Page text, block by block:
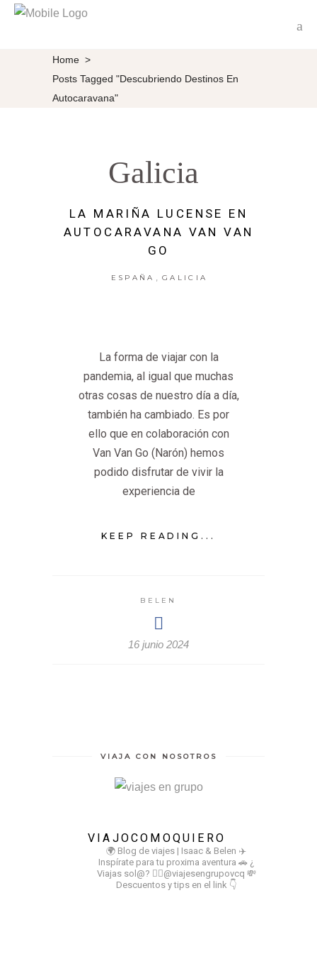
Home >
Posts Tagged "Descubriendo Destinos En
Autocaravana"
Galicia
LA MARIÑA LUCENSE EN
AUTOCARAVANA VAN VAN
GO
ESPAÑA GALICIA
La forma de viajar con la
pandemia, al igual que muchas
otras cosas de nuestro día a día,
también ha cambiado. Es por
ello que en colaboración con
Van Van Go (Narón) hemos
podido disfrutar de vivir la
experiencia de
KEEP READING...
BELEN
16 junio 2024
VIAJA CON NOSOTROS
VIAJOCOMOQUIERO
🌍 Blog de viajes | Isaac & Belen ✈️
Inspírate para tu proxima aventura 🚗 ¿
Viajas sol@? 👉🏻@viajesengrupovcq 💸
Descuentos y tips en el link 👇